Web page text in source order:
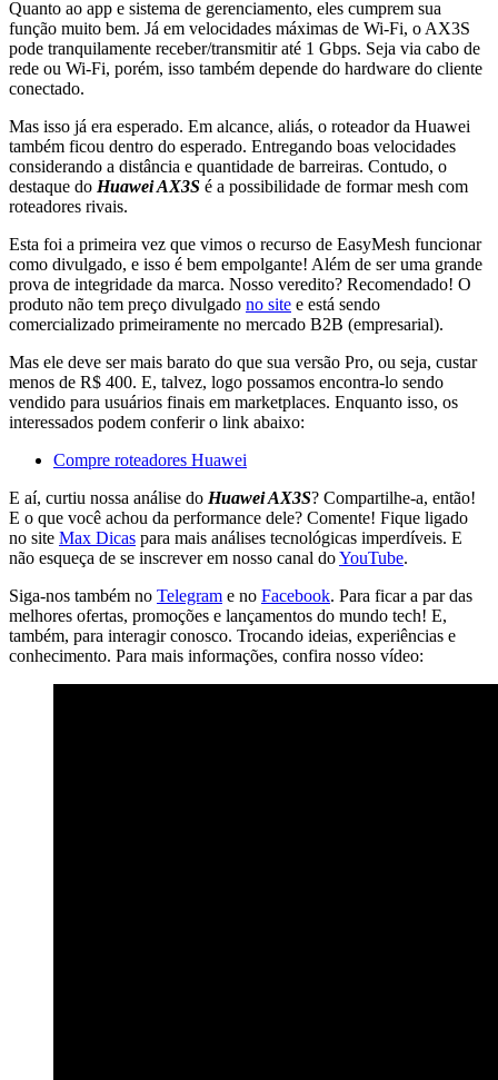
Quanto ao app e sistema de gerenciamento, eles cumprem sua
função muito bem. Já em velocidades máximas de Wi-Fi, o AX3S
pode tranquilamente receber/transmitir até 1 Gbps. Seja via cabo de
rede ou Wi-Fi, porém, isso também depende do hardware do cliente
conectado.
Mas isso já era esperado. Em alcance, aliás, o roteador da Huawei
também ficou dentro do esperado. Entregando boas velocidades
considerando a distância e quantidade de barreiras. Contudo, o
destaque do Huawei AX3S é a possibilidade de formar mesh com
roteadores rivais.
Esta foi a primeira vez que vimos o recurso de EasyMesh funcionar
como divulgado, e isso é bem empolgante! Além de ser uma grande
prova de integridade da marca. Nosso veredito? Recomendado! O
produto não tem preço divulgado no site e está sendo
comercializado primeiramente no mercado B2B (empresarial).
Mas ele deve ser mais barato do que sua versão Pro, ou seja, custar
menos de R$ 400. E, talvez, logo possamos encontra-lo sendo
vendido para usuários finais em marketplaces. Enquanto isso, os
interessados podem conferir o link abaixo:
Compre roteadores Huawei
E aí, curtiu nossa análise do Huawei AX3S? Compartilhe-a, então!
E o que você achou da performance dele? Comente! Fique ligado
no site Max Dicas para mais análises tecnológicas imperdíveis. E
não esqueça de se inscrever em nosso canal doYouTube.
Siga-nos também no Telegram e no Facebook. Para ficar a par das
melhores ofertas, promoções e lançamentos do mundo tech! E,
também, para interagir conosco. Trocando ideias, experiências e
conhecimento. Para mais informações, confira nosso vídeo: